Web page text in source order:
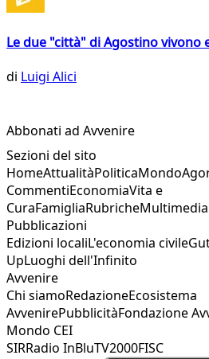
Le due "città" di Agostino
di Luigi Alici
Abbonati ad Avvenire
Sezioni del sito
HomeAttualitàPoliticaMondo
CommentiEconomiaVita e
CuraFamigliaRubricheMultimedia
Pubblicazioni
Edizioni localiL'economia civile
UpLuoghi dell'Infinito
Avvenire
Chi siamoRedazioneEcosistema
AvvenirePubblicitàFondazione
Mondo CEI
SIRRadio InBluTV2000FISC